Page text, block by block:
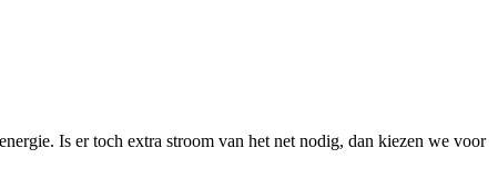
Is er toch extra stroom van het net nodig, dan kiezen we voor